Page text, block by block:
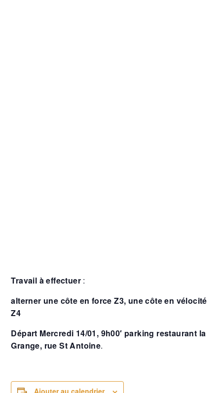
Travail à effectuer :
alterner une côte en force Z3, une côte en vélocité
Z4
Départ Mercredi 14/01, 9h00′ parking restaurant la
Grange, rue St Antoine.
Ajouter au calendrier